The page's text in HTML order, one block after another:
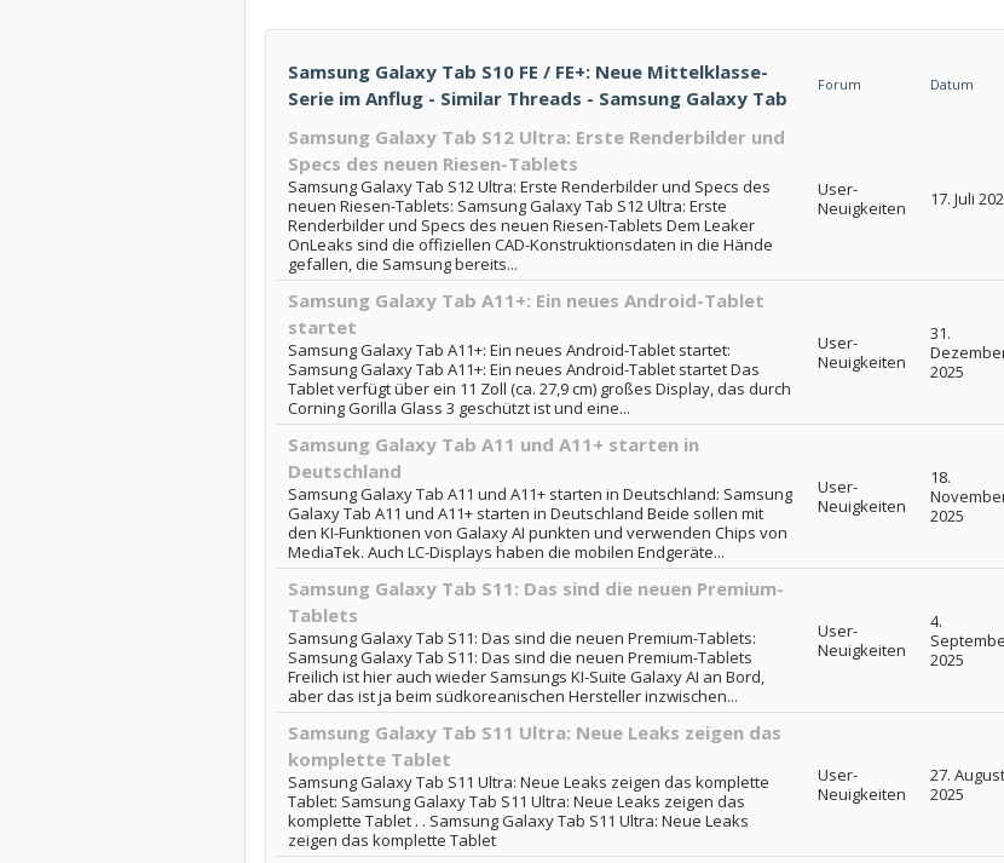
Samsung Galaxy Tab S10 FE / FE+: Neue Mittelklasse-
Serie im Anflug - Similar Threads - Samsung Galaxy Tab
Forum Datum
Samsung Galaxy Tab S12 Ultra: Erste Renderbilder und
Specs des neuen Riesen-Tablets
Samsung Galaxy Tab S12 Ultra: Erste Renderbilder und Specs des
neuen Riesen-Tablets: Samsung Galaxy Tab S12 Ultra: Erste
Renderbilder und Specs des neuen Riesen-Tablets Dem Leaker
OnLeaks sind die offiziellen CAD-Konstruktionsdaten in die Hände
gefallen, die Samsung bereits...
User-
Neuigkeiten
17. Juli
Samsung Galaxy Tab A11+: Ein neues Android-Tablet
startet
Samsung Galaxy Tab A11+: Ein neues Android-Tablet startet:
Samsung Galaxy Tab A11+: Ein neues Android-Tablet startet Das
Tablet verfügt über ein 11 Zoll (ca. 27,9 cm) großes Display, das durch
Corning Gorilla Glass 3 geschützt ist und eine...
User-
Neuigkeiten
31.
2025
Samsung Galaxy Tab A11 und A11+ starten in
Deutschland
Samsung Galaxy Tab A11 und A11+ starten in Deutschland: Samsung
Galaxy Tab A11 und A11+ starten in Deutschland Beide sollen mit
den KI-Funktionen von Galaxy AI punkten und verwenden Chips von
MediaTek. Auch LC-Displays haben die mobilen Endgeräte...
User-
Neuigkeiten
18.
2025
Samsung Galaxy Tab S11: Das sind die neuen Premium-
Tablets
Samsung Galaxy Tab S11: Das sind die neuen Premium-Tablets:
Samsung Galaxy Tab S11: Das sind die neuen Premium-Tablets
Freilich ist hier auch wieder Samsungs KI-Suite Galaxy AI an Bord,
aber das ist ja beim südkoreanischen Hersteller inzwischen...
User-
Neuigkeiten
4.
2025
Samsung Galaxy Tab S11 Ultra: Neue Leaks zeigen das
komplette Tablet
Samsung Galaxy Tab S11 Ultra: Neue Leaks zeigen das komplette
Tablet: Samsung Galaxy Tab S11 Ultra: Neue Leaks zeigen das
komplette Tablet . . Samsung Galaxy Tab S11 Ultra: Neue Leaks
zeigen das komplette Tablet
User-
Neuigkeiten
27. August
2025